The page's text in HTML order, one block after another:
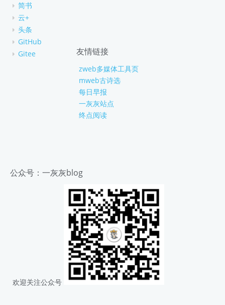
简书
云+
头条
GitHub
Gitee
友情链接
zweb多媒体工具页
mweb古诗选
每日早报
一灰灰站点
终点阅读
公众号：一灰灰blog
欢迎关注公众号